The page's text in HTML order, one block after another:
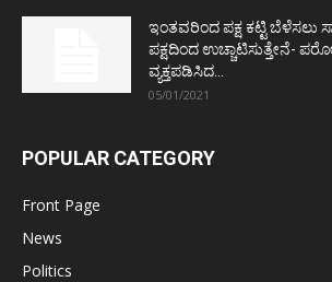
ಇಂತವರಿಂದ ಪಕ್ಷ ಕಟ್ಟಿ ಬೆಳೆಸಲು
ಪಕ್ಷದಿಂದ ಉಚ್ಚಾಟಿಸುತ್ತೇನೆ-
ವ್ಯಕ್ತಪಡಿಸಿದ...
05/01/2021
POPULAR CATEGORY
Front Page
News
Politics